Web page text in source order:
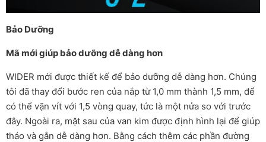
Bảo Dưỡng
Mã mới giúp bảo dưỡng dễ dàng hơn
WIDER mới được thiết kế để bảo dưỡng dễ dàng hơn. Chúng
tôi đã thay đổi bước ren của nắp từ 1,0 mm thành 1,5 mm, để
có thể vặn vít với 1,5 vòng quay, tức là một nửa so với trước
đây. Ngoài ra, mặt sau của van kim được định hình lại để giúp
tháo và gắn dễ dàng hơn. Bằng cách thêm các phần đường